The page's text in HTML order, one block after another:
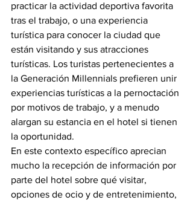
practicar la actividad deportiva favorita
tras el trabajo, o una experiencia
turística para conocer la ciudad que
están visitando y sus atracciones
turísticas. Los turistas pertenecientes a
la Generación Millennials prefieren unir
experiencias turísticas a la pernoctación
por motivos de trabajo, y a menudo
alargan su estancia en el hotel si tienen
la oportunidad.
En este contexto específico aprecian
mucho la recepción de información por
parte del hotel sobre qué visitar,
opciones de ocio y de entretenimiento,